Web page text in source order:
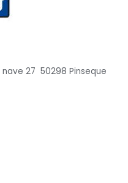
27 50298 Pinseque